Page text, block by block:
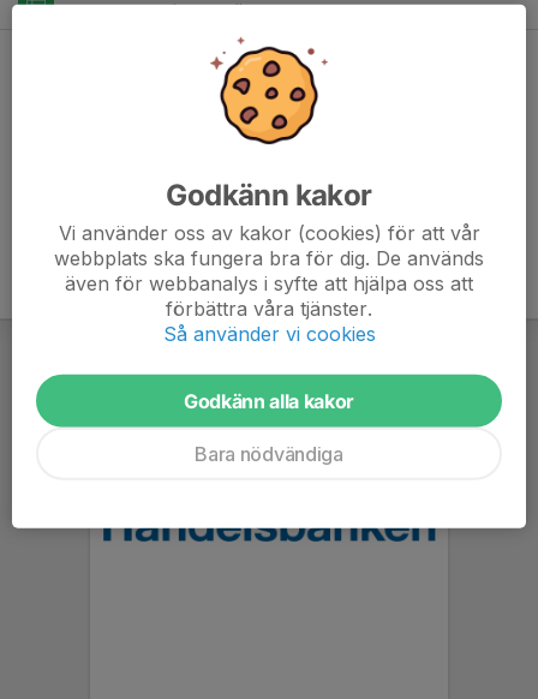
0,03 MB | Domarkvitto mall
Godkänn kakor
Vi använder oss av kakor (cookies) för att vår
webbplats ska fungera bra för dig. De används
även för webbanalys i syfte att hjälpa oss att
förbättra våra tjänster.
Så använder vi cookies
Godkänn alla kakor
Bara nödvändiga